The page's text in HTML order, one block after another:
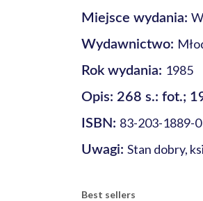
Miejsce wydania:
Wydawnictwo:
Rok wydania: 1985
Opis: 268 s.: fot.;
ISBN: 83-203-1889-0
Uwagi: Stan dobry,
Best sellers